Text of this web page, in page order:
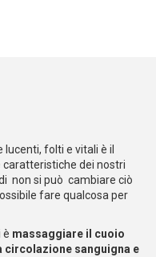
folti e vitali è il
caratteristiche dei nostri
non si può cambiare ciò
fare qualcosa per
è massaggiare il cuoio
circolazione sanguigna e